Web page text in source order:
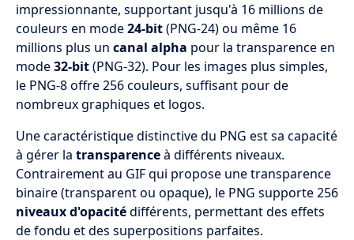
impressionnante, supportant jusqu'à 16 millions de
couleurs en mode24-bit(PNG-24) ou même 16
millions plus un canal alpha pour la transparence en
mode32-bit(PNG-32). Pour les images plus simples,
le PNG-8 offre 256 couleurs, suffisant pour de
nombreux graphiques et logos.
Une caractéristique distinctive du PNG est sa capacité
à gérer la transparenceà différents niveaux.
Contrairement au GIF qui propose une transparence
binaire (transparent ou opaque), le PNG supporte 256
niveaux d'opacitédifférents, permettant des effets
de fondu et des superpositions parfaites.